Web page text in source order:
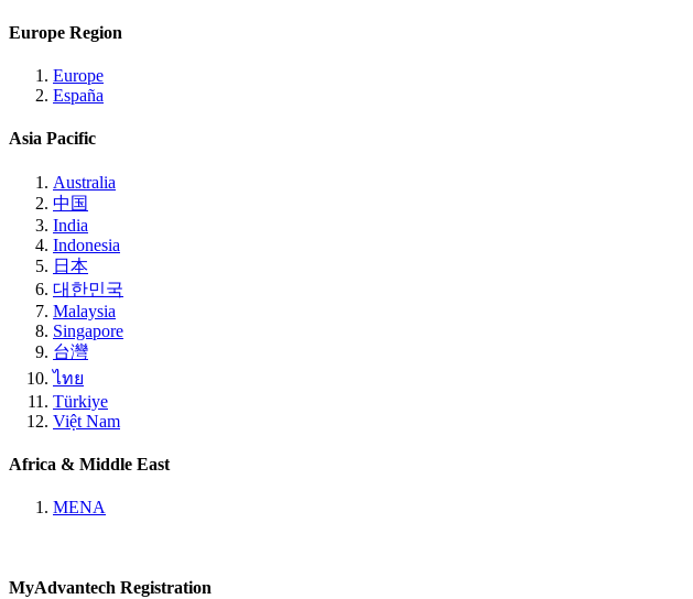
Europe Region
Europe
España
Asia Pacific
Australia
中国
India
Indonesia
日本
대한민국
Malaysia
Singapore
台灣
ไทย
Türkiye
Việt Nam
Africa & Middle East
MENA
MyAdvantech Registration